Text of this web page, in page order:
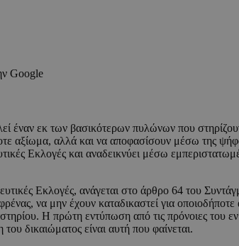
Google
έναν εκ των βασικότερων πυλώνων που
αξίωμα, αλλά και να αποφασίσουν μέσω της
Εκλογές και αναδεικνύει μέσω
Εκλογές, ανάγεται στο άρθρο 64 του
να μην έχουν καταδικαστεί για
Η πρώτη εντύπωση από τις πρόνοιες του
δικαιώματος είναι αυτή που φαίνεται.